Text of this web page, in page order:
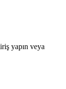
yapın veya